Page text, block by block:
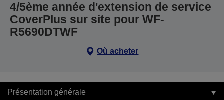
4/5ème année d'extension de service
CoverPlus sur site pour WF-
R5690DTWF
Où acheter
Présentation générale